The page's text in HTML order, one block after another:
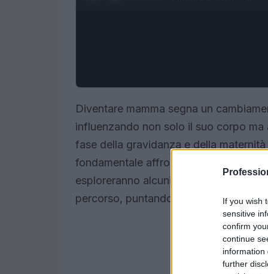
If you wish
sensitive
confirm
continue
information
further
Diventare mamma segna un
influenzando non solo il suo corpo
fase della gravidanza e della
fondamentale affrontarle con
esploreranno alcuni consigli pratici per
percorso, puntando su abbigliamento,